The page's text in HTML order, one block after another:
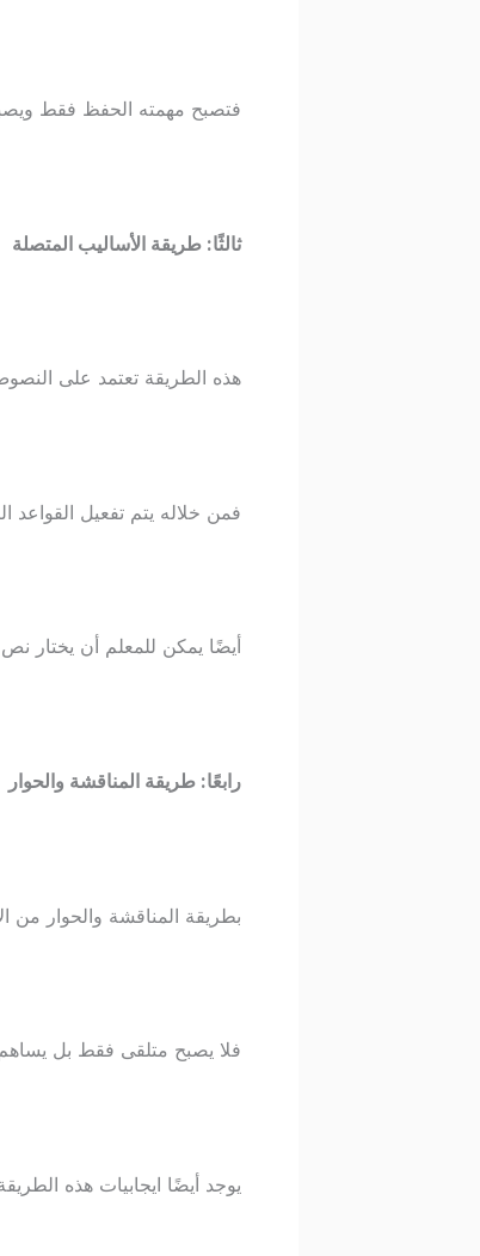
فتصبح مهمته الحفظ فقط
ثالثًا: طريقة الأساليب المتصلة
هذه الطريقة تعتمد على
فمن خلاله يتم تفعيل
أيضًا يمكن للمعلم أن يختار
رابعًا: طريقة المناقشة والحوار
بطريقة المناقشة والحوار من
فلا يصبح متلقى فقط بل يساهم
يوجد أيضًا ايجابيات هذه